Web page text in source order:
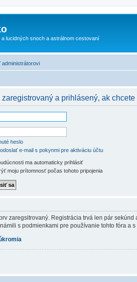
a lucidných snoch a astrálnom cestovaní
administrátorovi
a prihlásený, ak
heslo
e-mail s pokynmi pre aktiváciu účtu
ma automaticky prihlásiť
moju prítomnosť počas tohoto pripojenia
zaregsitrovaný. Registrácia trvá len pár
s podmienkami pre používanie tohto fóra